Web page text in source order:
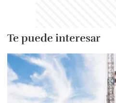
Te puede interesar